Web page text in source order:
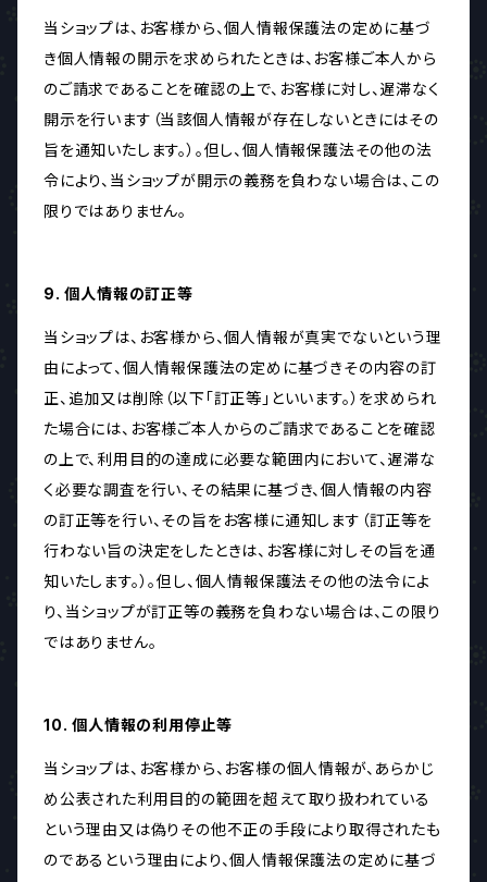
当ショップは、お客様から、個人情報保護法の定めに基づ
き個人情報の開示を求められたときは、お客様ご本人から
のご請求であることを確認の上で、お客様に対し、遅滞なく
開示を行います（当該個人情報が存在しないときにはその
旨を通知いたします。）。但し、個人情報保護法その他の法
令により、当ショップが開示の義務を負わない場合は、この
限りではありません。
9. 個人情報の訂正等
当ショップは、お客様から、個人情報が真実でないという理
由によって、個人情報保護法の定めに基づきその内容の訂
正、追加又は削除（以下「訂正等」といいます。）を求められ
た場合には、お客様ご本人からのご請求であることを確認
の上で、利用目的の達成に必要な範囲内において、遅滞な
く必要な調査を行い、その結果に基づき、個人情報の内容
の訂正等を行い、その旨をお客様に通知します（訂正等を
行わない旨の決定をしたときは、お客様に対しその旨を通
知いたします。）。但し、個人情報保護法その他の法令によ
り、当ショップが訂正等の義務を負わない場合は、この限り
ではありません。
10. 個人情報の利用停止等
当ショップは、お客様から、お客様の個人情報が、あらかじ
め公表された利用目的の範囲を超えて取り扱われている
という理由又は偽りその他不正の手段により取得されたも
のであるという理由により、個人情報保護法の定めに基づ